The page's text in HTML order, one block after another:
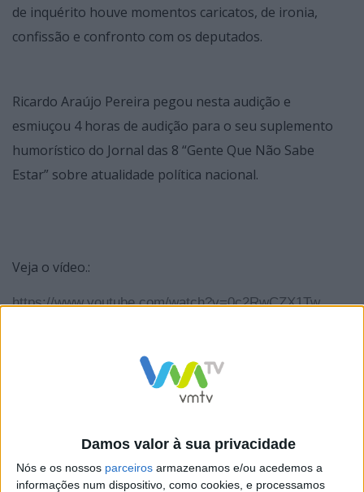
Damos valor à sua privacidade
Nós e os nossos parceiros armazenamos e/ou acedemos a
informações num dispositivo, como cookies, e processamos
de inquérito houve momentos caricatos, de ironia,
confissão e confronto com os deputados.
Ricardo Araújo Pereira pegou nesta audição e
esmiuçou 4 horas de audição para o seu suplemento
humorístico do Jornal das 8 “Gente Que Não Sabe
Estar” sobre atualidade política nacional.
Veja o vídeo.:
https://www.youtube.com/watch?v=0c2RwCZX1Tw